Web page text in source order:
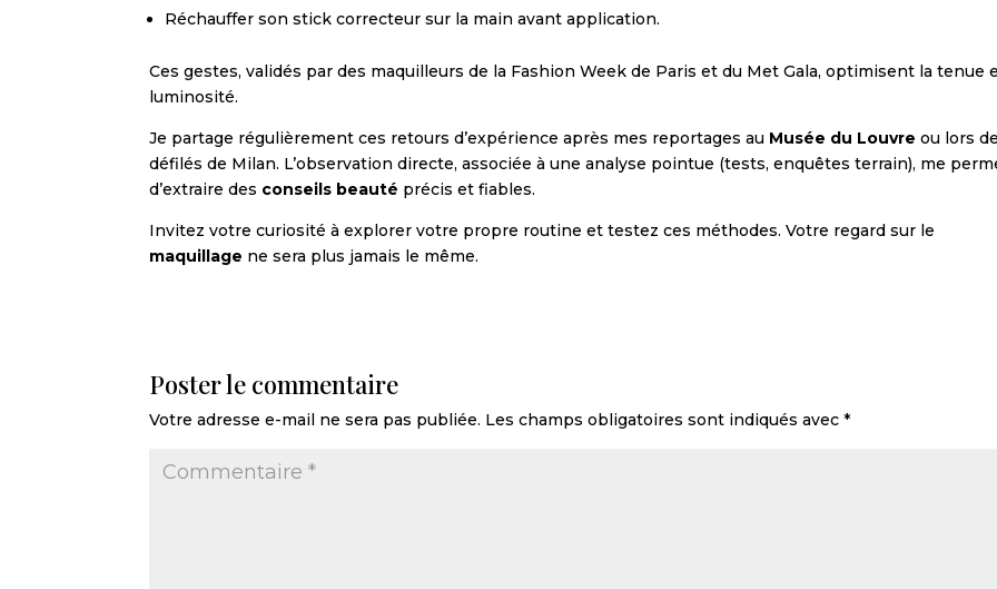
Réchauffer son stick correcteur sur la main avant application.
Ces gestes, validés par des maquilleurs de la Fashion Week de Paris et du Met Gala, optimisent la tenue
luminosité.
Je partage régulièrement ces retours d’expérience après mes reportages au Musée du Louvre ou lors
défilés de Milan. L’observation directe, associée à une analyse pointue (tests, enquêtes terrain), me
d’extraire des conseils beauté précis et fiables.
Invitez votre curiosité à explorer votre propre routine et testez ces méthodes. Votre regard sur le
maquillage ne sera plus jamais le même.
Poster le commentaire
Votre adresse e-mail ne sera pas publiée. Les champs obligatoires sont indiqués avec*